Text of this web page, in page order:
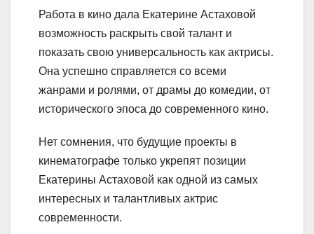
Работа в кино дала Екатерине Астаховой
возможность раскрыть свой талант и
показать свою универсальность как актрисы.
Она успешно справляется со всеми
жанрами и ролями, от драмы до комедии, от
исторического эпоса до современного кино.
Нет сомнения, что будущие проекты в
кинематографе только укрепят позиции
Екатерины Астаховой как одной из самых
интересных и талантливых актрис
современности.